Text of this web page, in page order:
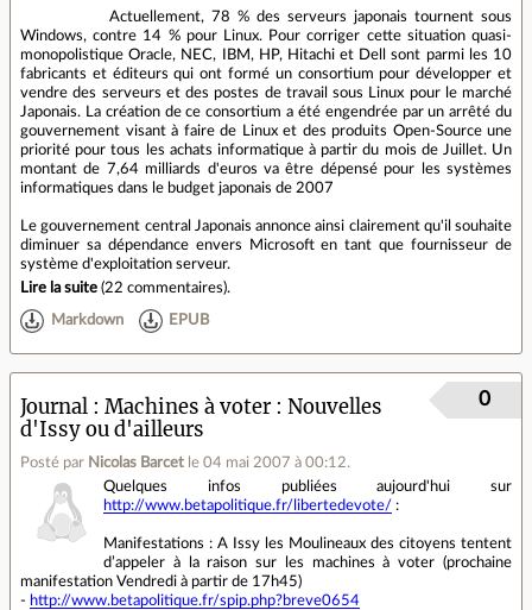
Actuellement, 78 % des serveurs japonais tournent sous
Windows, contre 14 % pour Linux. Pour corriger cette situation quasi-
monopolistique Oracle, NEC, IBM, HP, Hitachi et Dell sont parmi les 10
fabricants et éditeurs qui ont formé un consortium pour développer et
vendre des serveurs et des postes de travail sous Linux pour le marché
Japonais. La création de ce consortium a été engendrée par un arrêté du
gouvernement visant à faire de Linux et des produits Open-Source une
priorité pour tous les achats informatique à partir du mois de Juillet. Un
montant de 7,64 milliards d'euros va être dépensé pour les systèmes
informatiques dans le budget japonais de 2007
Le gouvernement central Japonais annonce ainsi clairement qu'il souhaite
diminuer sa dépendance envers Microsoft en tant que fournisseur de
système d'exploitation serveur.
Lire la suite (22 commentaires).
Markdown EPUB
Journal
Machines à voter : Nouvelles
d'Issy ou d'ailleurs
Posté par Nicolas Barcet le 04 mai 2007 à 00:12.
0
Quelques infos publiées aujourd'hui sur
http://www.betapolitique.fr/libertedevote/ :
Manifestations : A Issy les Moulineaux des citoyens tentent
d’appeler à la raison sur les machines à voter (prochaine
manifestation Vendredi à partir de 17h45)
- http://www.betapolitique.fr/spip.php?breve0654